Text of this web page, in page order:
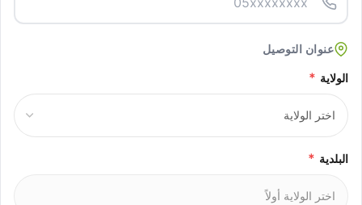
عنوان التوصيل
الولاية *
البلدية *